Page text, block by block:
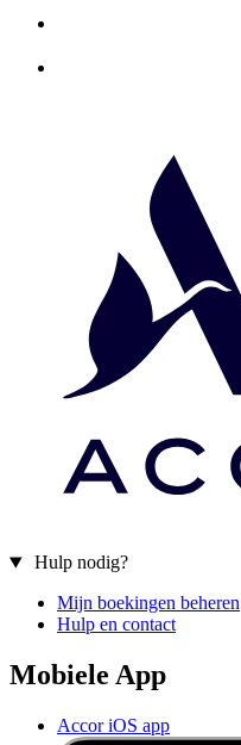
Hulp nodig?
Mijn boekingen beheren
Hulp en contact
Mobiele App
Accor iOS app